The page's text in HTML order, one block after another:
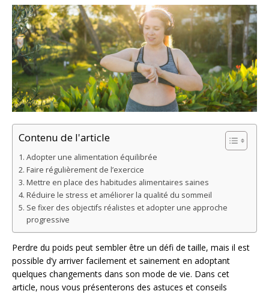
Contenu de l'article
Adopter une alimentation équilibrée
Faire régulièrement de l’exercice
Mettre en place des habitudes alimentaires saines
Réduire le stress et améliorer la qualité du sommeil
Se fixer des objectifs réalistes et adopter une approche
progressive
Perdre du poids peut sembler être un défi de taille, mais il est
possible d’y arriver facilement et sainement en adoptant
quelques changements dans son mode de vie. Dans cet
article, nous vous présenterons des astuces et conseils